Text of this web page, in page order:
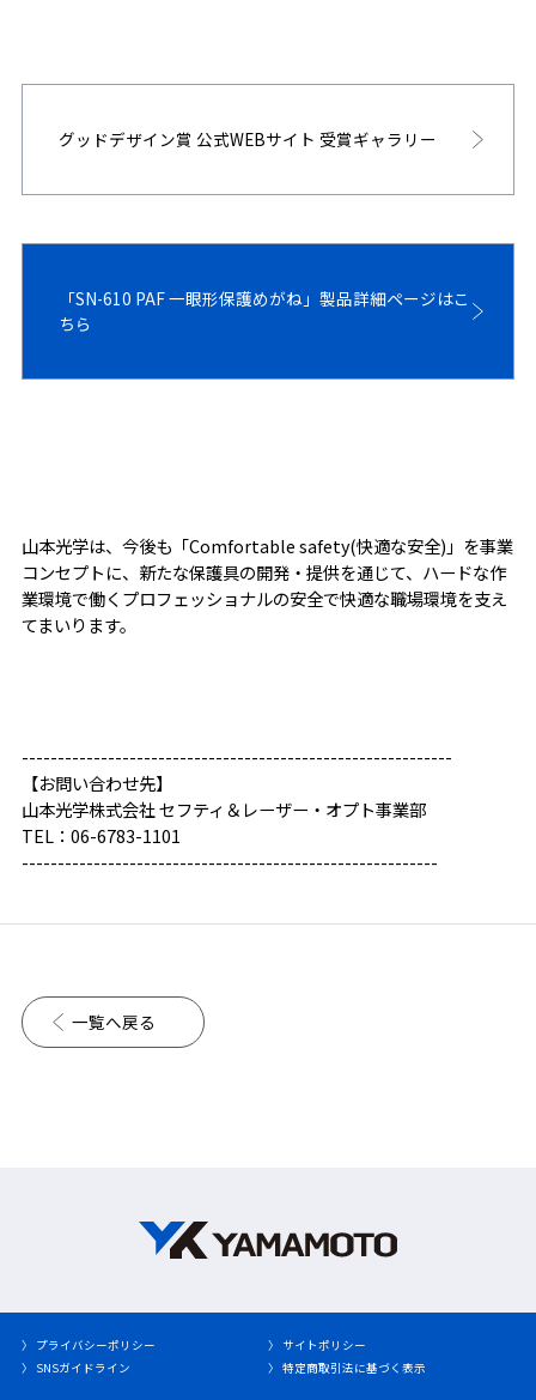
グッドデザイン賞 公式WEBサイト 受賞ギャラリー
「SN-610 PAF 一眼形保護めがね」製品詳細ページはこ
ちら
山本光学は、今後も「Comfortable safety(快適な安全)」を事業
コンセプトに、新たな保護具の開発・提供を通じて、ハードな作
業環境で働くプロフェッショナルの安全で快適な職場環境を支え
てまいります。
------------------------------------------------------------
【お問い合わせ先】
山本光学株式会社 セフティ＆レーザー・オプト事業部
TEL：06-6783-1101
----------------------------------------------------------
一覧へ戻る
〉 プライバシーポリシー
〉 サイトポリシー
〉 SNSガイドライン
〉 特定商取引法に基づく表示